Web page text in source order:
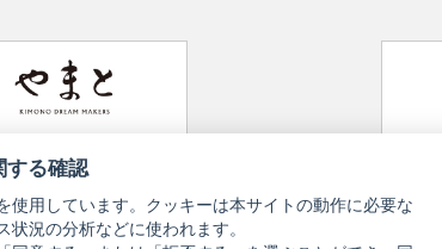
Website
する確認
使用しています。クッキーは本サイトの動作に必要な
状況の分析などに使われます。